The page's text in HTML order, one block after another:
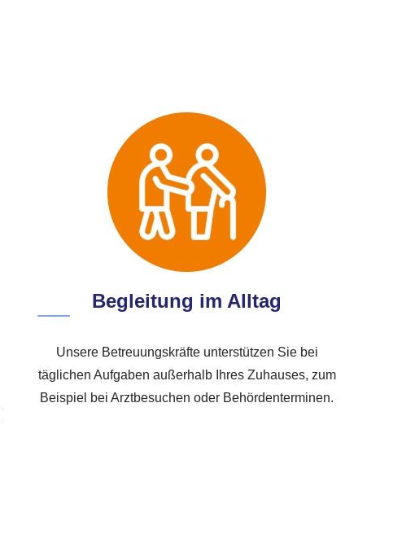
Begleitung im Alltag
Unsere Betreuungskräfte unterstützen Sie bei
täglichen Aufgaben außerhalb Ihres Zuhauses, zum
Beispiel bei Arztbesuchen oder Behördenterminen.